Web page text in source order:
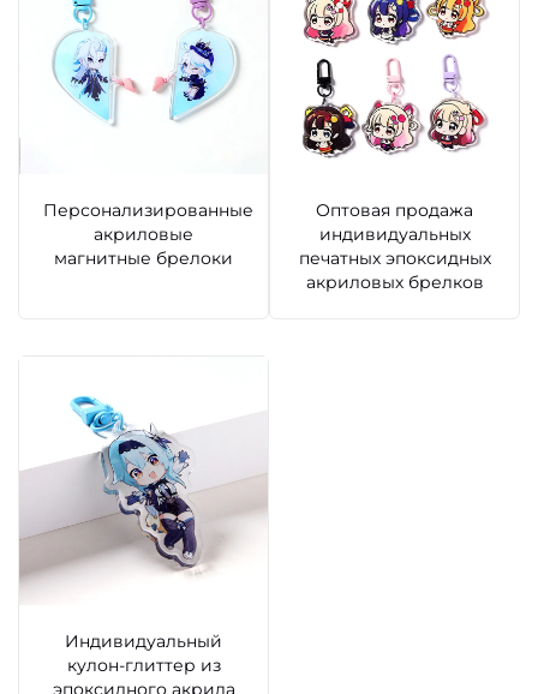
Персонализированные
акриловые
магнитные брелоки
Оптовая продажа
индивидуальных
печатных эпоксидных
акриловых брелков
Индивидуальный
кулон-глиттер из
эпоксидного акрила